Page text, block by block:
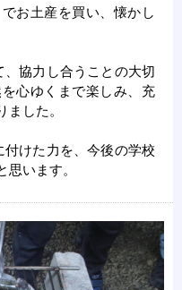
お土産を買い、懐かし
協力し合うことの大切
心ゆくまで楽しみ、充
した。
けた力を、今後の学校
います。